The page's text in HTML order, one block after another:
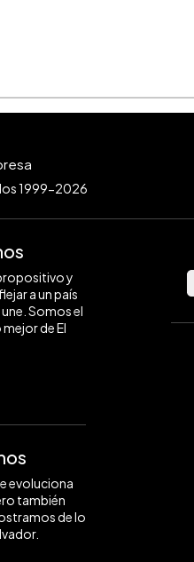
1999-2026
y
a un país
Somos el
de El
evoluciona
también
de lo